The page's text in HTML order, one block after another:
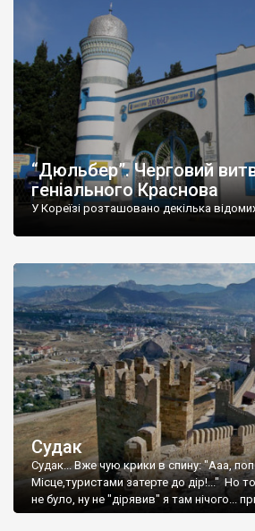
“Дюльбер”. Черговий
геніального Краснова
У Кореїзі розташовано декілька
Судак
Судак... Вже чую крики в спину: "Ааа,
Місце,туристами затерте до дір!..." Но
не було, ну не "дірявив" я там нічого...